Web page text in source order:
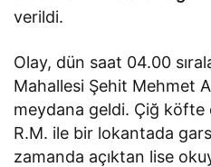
verildi.
Olay, dün saat 04.00
Mahallesi Şehit Mehmet
meydana geldi. Çiğ köfte
R.M. ile bir lokantada
zamanda açıktan lise